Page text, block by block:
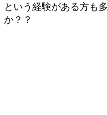
という経験がある方も
か？？